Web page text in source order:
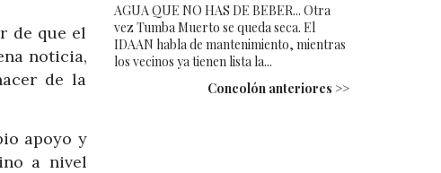
de que el
noticia,
de la
apoyo y
a nivel
AGUA QUE NO HAS DE BEBER... Otra
vez Tumba Muerto se queda seca. El
IDAAN habla de mantenimiento, mientras
los vecinos ya tienen lista la...
Concolón anteriores >>